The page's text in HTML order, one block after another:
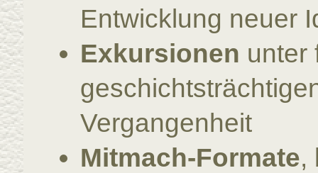
Entwicklung neuer
Exkursionen unter
Vergangenheit
Mitmach‑Formate,